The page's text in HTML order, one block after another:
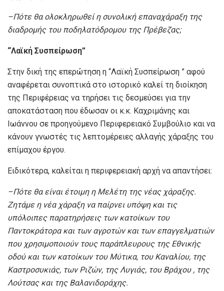
–Πότε θα ολοκληρωθεί η συνολική επαναχάραξη της
διαδρομής του ποδηλατόδρομου της Πρέβεζας;
“Λαϊκή Συσπείρωση”
Στην δική της επερώτηση η “Λαϊκή Συσπείρωση ” αφού
αναφέρεται συνοπτικά στο ιστορικό καλεί τη διοίκηση
της Περιφέρειας να τηρήσει τις δεσμεύσει για την
αποκατάσταση που έδωσαν οι κ.κ. Καχριμάνης και
Ιωάννου σε προηγούμενο Περιφερειακό Συμβούλιο και να
κάνουν γνωστές τις λεπτομέρειες αλλαγής χάραξης του
επίμαχου έργου.
Ειδικότερα, καλείται η περιφερειακή αρχή να απαντήσει:
–Πότε θα είναι έτοιμη η Μελέτη της νέας χάραξης.
Ζητάμε η νέα χάραξη να παίρνει υπόψη και τις
υπόλοιπες παρατηρήσεις των κατοίκων του
Παντοκράτορα και των αγροτών και των επαγγελματιών
που χρησιμοποιούν τους παράπλευρους της Εθνικής
οδού και των κατοίκων του Μύτικα, του Καναλίου, της
Καστροσυκιάς, των Ριζών, της Λυγιάς, του Βράχου , της
Λούτσας και της Βαλανιδοράχης.